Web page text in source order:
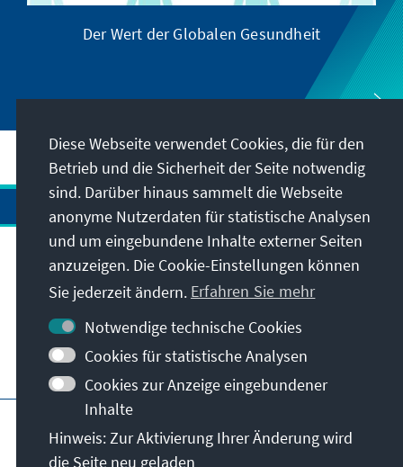
Der Wert der Globalen Gesundheit
Anschrift
Kontakt
Besuchen Sie auch
Hauptseite der KAS
Nutzungsbedingungen
Diese Webseite verwendet Cookies, die für den
Betrieb und die Sicherheit der Seite notwendig
sind. Darüber hinaus sammelt die Webseite
anonyme Nutzerdaten für statistische Analysen
und um eingebundene Inhalte externer Seiten
anzuzeigen. Die Cookie-Einstellungen können
Sie jederzeit ändern. Erfahren Sie mehr
Notwendige technische Cookies
Cookies für statistische Analysen
Cookies zur Anzeige eingebundener
Inhalte
Hinweis: Zur Aktivierung Ihrer Änderung wird
die Seite neu geladen